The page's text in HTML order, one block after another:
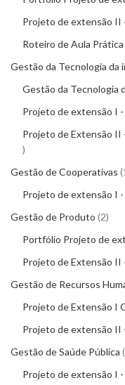
Projeto de extensão II
Roteiro de Aula
Gestão da Tecnologia da
Gestão da Tecnologia
Projeto de extensão I
Projeto de Extensão II
Gestão de Cooperativas
Projeto de extensão I
Gestão de Produto 2
Portfólio Projeto de
Projeto de Extensão
Gestão de Recursos
Projeto de Extensão I
Projeto de extensão II
Gestão de Saúde Pública
Projeto de extensão I